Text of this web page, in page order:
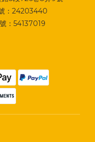
：24203440
：54137019